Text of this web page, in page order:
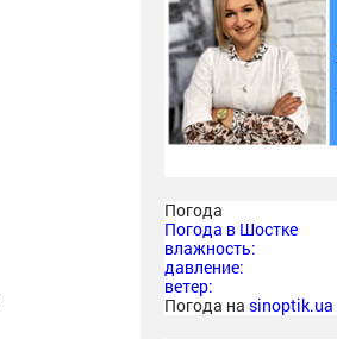
Погода
Погода в Шостке
влажность:
давление:
ветер:
Погода на sinoptik.ua